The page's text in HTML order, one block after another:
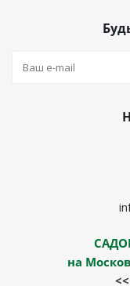
на